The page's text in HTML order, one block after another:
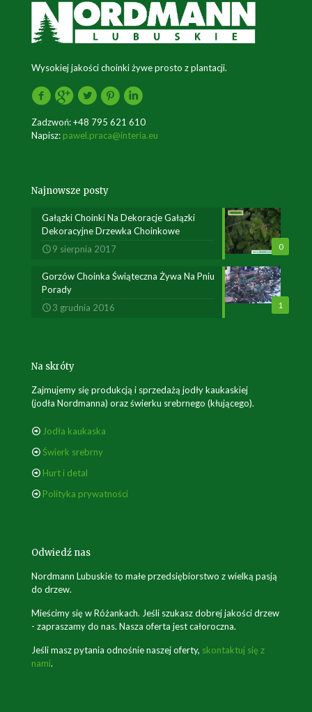
Wysokiej jakości choinki żywe prosto z plantacji.
Zadzwoń:+48 795 621 610
Napisz: pawel.praca@interia.eu
Najnowsze posty
0
Gałązki Choinki Na Dekoracje Gałązki
Dekoracyjne Drzewka Choinkowe
9 sierpnia 2017
1
Gorzów Choinka Świąteczna Żywa Na Pniu
Porady
3 grudnia 2016
Na skróty
Zajmujemy się produkcją i sprzedażą jodły kaukaskiej
(jodła Nordmanna) oraz świerku srebrnego (kłującego).
Jodła kaukaska
Świerk srebrny
Hurt i detal
Polityka prywatności
Odwiedź nas
Nordmann Lubuskie to małe przedsiębiorstwo z wielką pasją
do drzew.
Mieścimy się w Różankach. Jeśli szukasz dobrej jakości drzew
- zapraszamy do nas. Nasza oferta jest całoroczna.
Jeśli masz pytania odnośnie naszej oferty, skontaktuj się z
nami.